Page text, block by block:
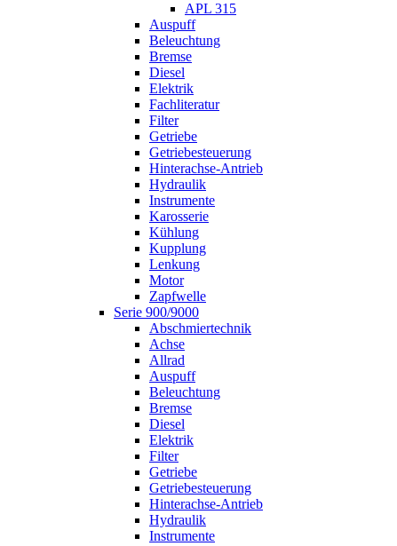
APL 315
Auspuff
Beleuchtung
Bremse
Diesel
Elektrik
Fachliteratur
Filter
Getriebe
Getriebesteuerung
Hinterachse-Antrieb
Hydraulik
Instrumente
Karosserie
Kühlung
Kupplung
Lenkung
Motor
Zapfwelle
Serie 900/9000
Abschmiertechnik
Achse
Allrad
Auspuff
Beleuchtung
Bremse
Diesel
Elektrik
Filter
Getriebe
Getriebesteuerung
Hinterachse-Antrieb
Hydraulik
Instrumente